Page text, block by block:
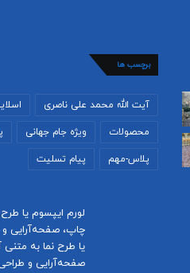
برچسب ها
آیت الله محمد علی ناصری
محصولات ویژه جام جهانی
پلاس-مهم پیام تسلیت
لورم ایپسوم یا
چاپ، صفحه‌آرایی
یا طرح‌ نما به
صفحه‌آرایی و